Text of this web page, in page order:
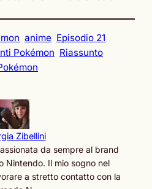
anime Episodio 21
Pokémon Riassunto
Zibellini
da sempre al brand
Nintendo. Il mio sogno nel
a stretto contatto con la